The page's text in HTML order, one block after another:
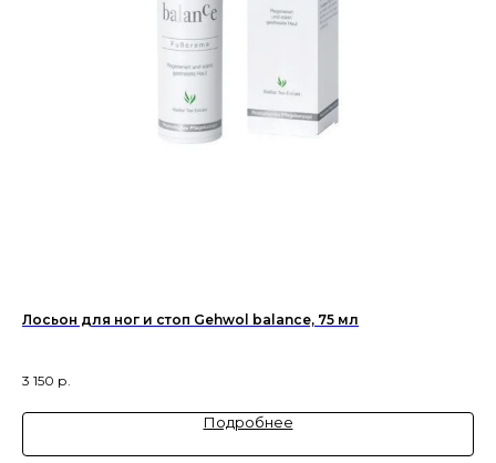
Лосьон для ног и стоп Gehwol balance, 75 мл
3 150 р.
Подробнее